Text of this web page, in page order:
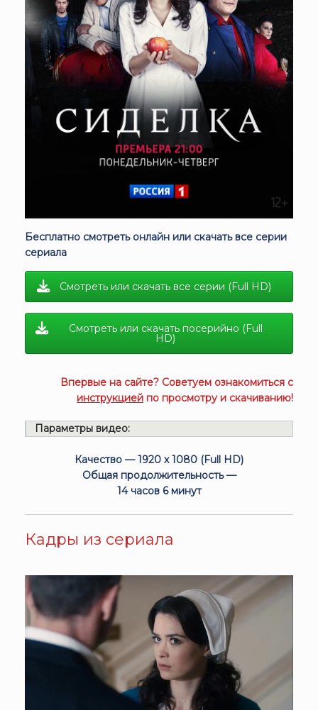
Бесплатно смотреть онлайн или скачать все серии
сериала
Смотреть или скачать все серии (Full HD)
Смотреть или скачать посерийно (Full
HD)
Впервые на сайте? Советуем ознакомиться с
инструкцией по просмотру и скачиванию!
Параметры видео:
Качество — 1920 x 1080 (Full HD)
Общая продолжительность —
14 часов 6 минут
Кадры из сериала